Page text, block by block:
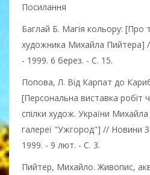
Посилання
Баглай Б. Магія кольору: [Про
художника Михайла Пийтера]
- 1999. 6 берез. - С. 15.
Попова, Л. Від Карпат до
[Персональна виставка робіт
спілки худож. України
галереї "Ужгород"] // Новини
1999. - 9 лют. - С. 3.
Пийтер, Михайло. Живопис,